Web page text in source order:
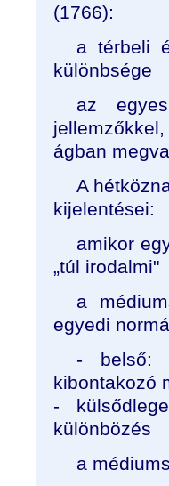
(1766):
a térbeli
különbsége
az
ágban
A
kijelentései:
amikor
„túl irodalmi"
a
egyedi
- belső:
kibontakozó
-
különbözés
a